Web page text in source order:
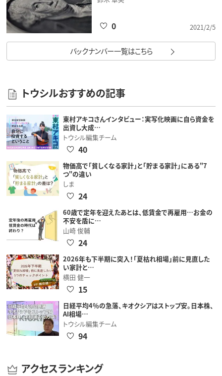
2021/2/5
0
バックナンバー一覧はこちら
トウシルおすすめの記事
東村アキコさんインタビュー：実写化映画に自ら資金を
出資し大成…
トウシル編集チーム
40
物価高で「貧しくなる家計」と「貯まる家計」にある"7
つ"の違い
しま
24
60歳で定年を迎えたあとは、低賃金で再雇用…お金の
不安を盾に…
山崎 俊輔
24
2026年も下半期に突入！「夏枯れ相場」前に見直した
い家計と…
横田 健一
15
日経平均4％の急落、キオクシアはストップ安。日本株、
AI相場…
トウシル編集チーム
94
アクセスランキング